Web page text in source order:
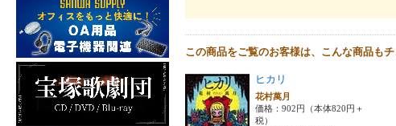
この商品をご覧のお客様は、こんな商品もチ
ヒカリ
花村萬月
価格：902円（本体820円＋
税）